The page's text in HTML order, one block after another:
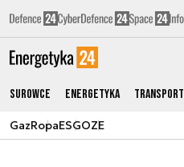
Surowce Energetyka Transport
GazRopaESGOZE